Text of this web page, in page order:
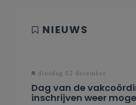
NIEUWS
dinsdag 02 december
Dag van de
inschrijven weer